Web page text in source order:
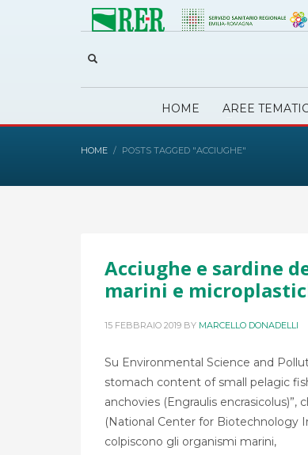
HOME AREE
HOME POSTS TAGGED "ACCIUGHE"
Acciughe e sardine
marini e
15 FEBBRAIO 2019 BY MARCELLO DONADELLI
Su Environmental Science and
stomach content of small pelagic
anchovies (Engraulis encrasicolus)”,
(National Center for Biotechnology
colpiscono gli organismi marini,